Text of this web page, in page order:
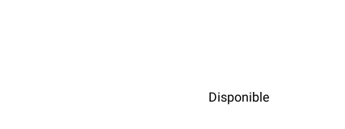
Disponible